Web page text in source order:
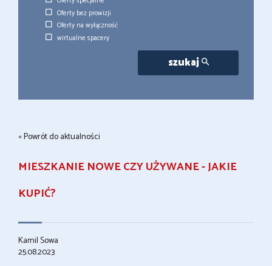
Oferty bez prowizji
Oferty na wyłączność
wirtualne spacery
szukaj
« Powrót do aktualności
MIESZKANIE NOWE CZY UŻYWANE - JAKIE
KUPIĆ?
Kamil Sowa
25.08.2023